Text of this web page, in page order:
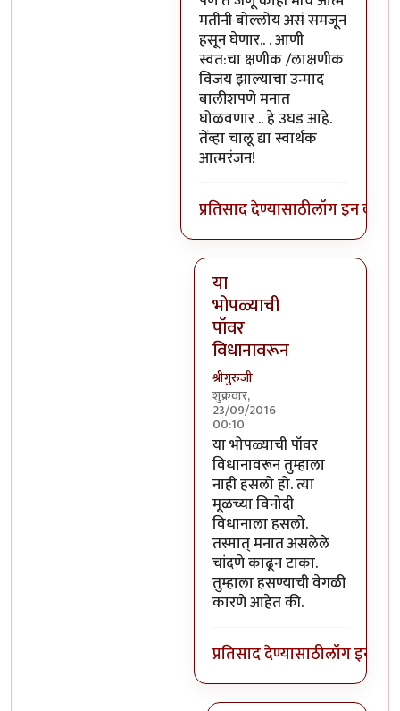
मतीनी बोल्लोय असं समजून
हसून घेणार.. . आणी
स्वत:चा क्षणीक /लाक्षणीक
विजय झाल्याचा उन्माद
बालीशपणे मनात
घोळवणार .. हे उघड आहे.
तेंव्हा चालू द्या स्वार्थक
आत्मरंजन!
प्रतिसाद देण्यासाठीलॉग इन करा
या
भोपळ्याची
पॉवर
विधानावरून
श्रीगुरुजी
शुक्रवार,
23/09/2016
00:10
In reply toवर सांगितलेला अर्थ
या भोपळ्याची पॉवर
विधानावरून तुम्हाला
नाही हसलो हो. त्या
मूळच्या विनोदी
विधानाला हसलो.
तस्मात् मनात असलेले
चांदणे काढून टाका.
तुम्हाला हसण्याची वेगळी
कारणे आहेत की.
प्रतिसाद देण्यासाठीलॉग इन करा